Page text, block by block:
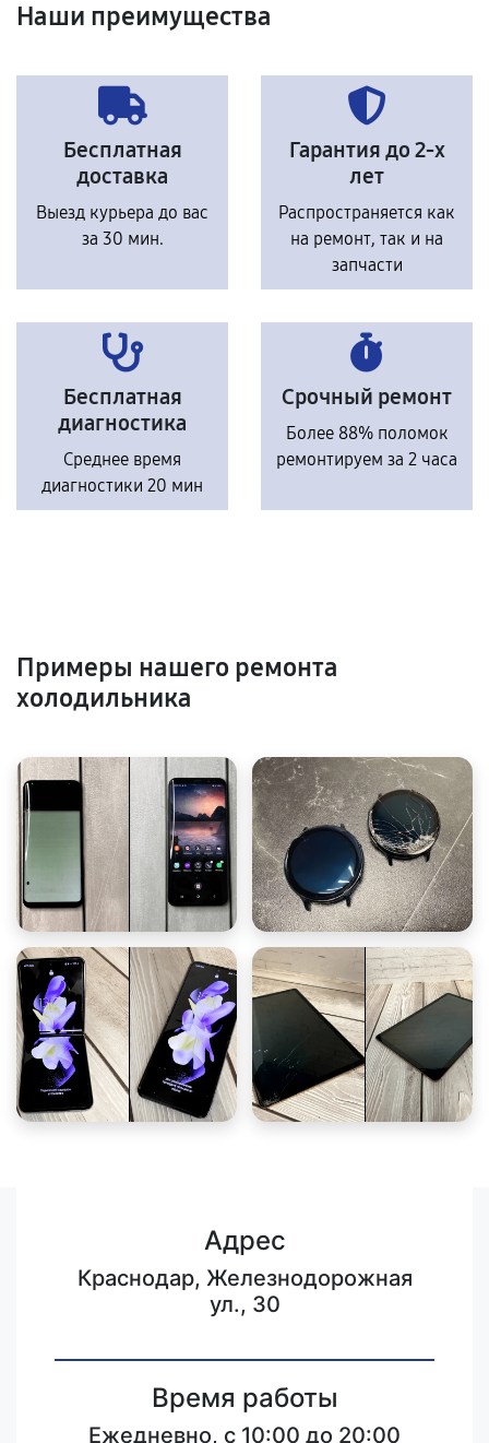
Наши преимущества
Бесплатная
доставка
Выезд курьера до вас
за 30 мин.
Гарантия до 2-х
лет
Распространяется как
на ремонт, так и на
запчасти
Бесплатная
диагностика
Среднее время
диагностики 20 мин
Срочный ремонт
Более 88% поломок
ремонтируем за 2 часа
Примеры нашего ремонта
холодильника
Адрес
Краснодар, Железнодорожная
ул., 30
Время работы
Ежедневно, с 10:00 до 20:00